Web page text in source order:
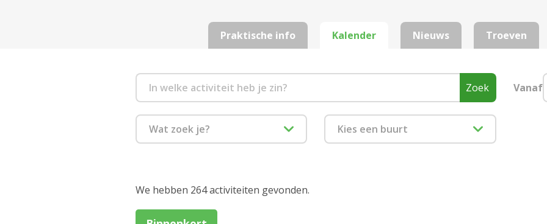
Praktische info Kalender
Zoek Vanaf
Wat zoek je?
Cultuur en film
Kies een buurt
We hebben 264 activiteiten gevonden.
Nieuws Troeven